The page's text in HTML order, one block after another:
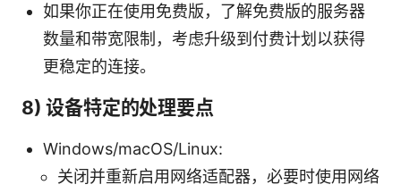
如果你正在使用免费版，了解免费版的服务器
数量和带宽限制，考虑升级到付费计划以获得
更稳定的连接。
8) 设备特定的处理要点
Windows/macOS/Linux:
关闭并重新启用网络适配器，必要时使用网络